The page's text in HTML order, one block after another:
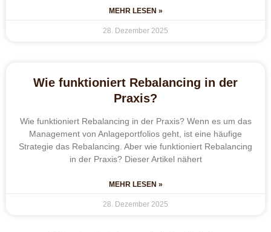
MEHR LESEN »
28. Dezember 2025
Wie funktioniert Rebalancing in der
Praxis?
Wie funktioniert Rebalancing in der Praxis? Wenn es um das
Management von Anlageportfolios geht, ist eine häufige
Strategie das Rebalancing. Aber wie funktioniert Rebalancing
in der Praxis? Dieser Artikel nähert
MEHR LESEN »
28. Dezember 2025